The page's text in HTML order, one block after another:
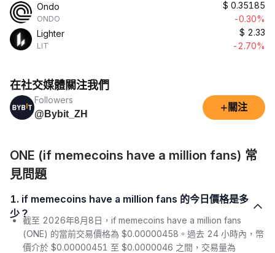
Ondo
ONDO
$ 0.35185
-0.30%
Lighter
LIT
$ 2.33
-2.70%
在社交媒體關注我們
Followers
@Bybit_ZH
+ 關注
ONE (if memecoins have a million fans) 常
見問題
1. if memecoins have a million fans 的今日價格是多
少？
截至 2026年8月8日，if memecoins have a million fans
(ONE) 的當前交易價格為 $0.00000458。過去 24 小時內，幣
價介於 $0.00000451 至 $0.0000046 之間，交易量為